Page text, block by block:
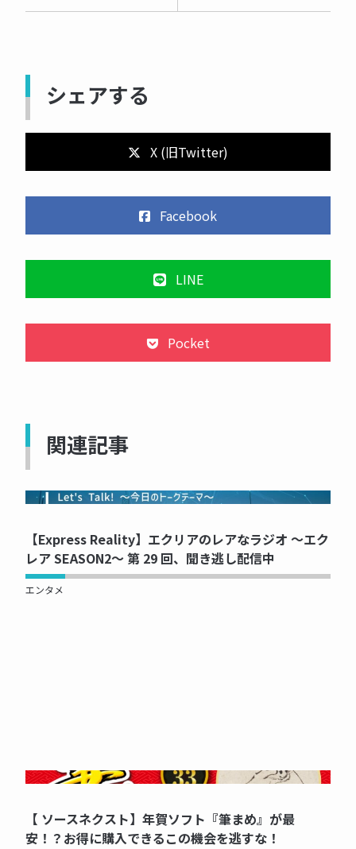
シェアする
X (旧Twitter)
Facebook
LINE
Pocket
関連記事
NOW PRINTING...
【Express Reality】エクリアのレアなラジオ ～エク
レア SEASON2～ 第 29 回、聞き逃し配信中
エンタメ
NOW PRINTING...
【 ソースネクスト】年賀ソフト『筆まめ』が最
安！？お得に購入できるこの機会を逃すな！